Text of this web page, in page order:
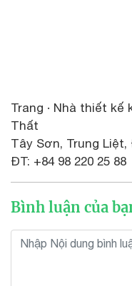
Trang · Nhà thiết kế
Thất
Tây Sơn, Trung
ĐT: +84 98 220 25 88
Bình luận của